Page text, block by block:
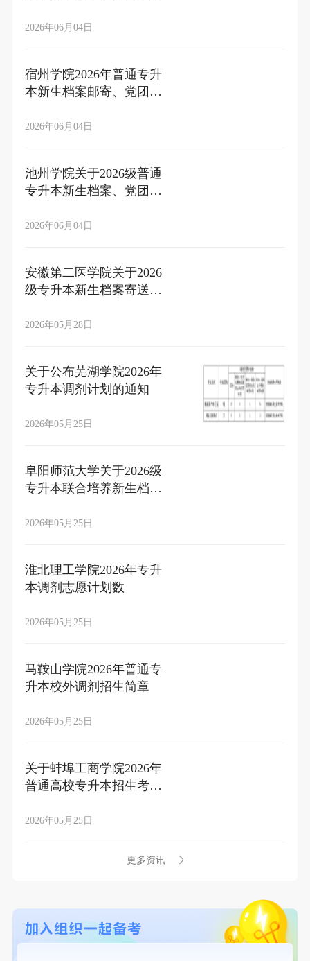
转寄指南
2026年06月04日
宿州学院2026年普通专升
本新生档案邮寄、党团组
2026年06月04日
池州学院关于2026级普通
专升本新生档案、党团组
2026年06月04日
安徽第二医学院关于2026
级专升本新生档案寄送的
2026年05月28日
关于公布芜湖学院2026年
专升本调剂计划的通知
2026年05月25日
阜阳师范大学关于2026级
专升本联合培养新生档案
等事项的通知
2026年05月25日
淮北理工学院2026年专升
本调剂志愿计划数
2026年05月25日
马鞍山学院2026年普通专
升本校外调剂招生简章
2026年05月25日
关于蚌埠工商学院2026年
普通高校专升本招生考试
2026年05月25日
更多资讯